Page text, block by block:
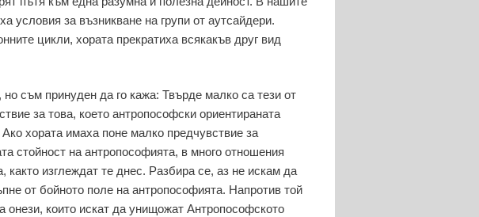
условия за възникване на групи от аутсайдери.
цикли, хората прекратиха всякакъв друг вид
съм принуден да го кажа: Твърде малко са тези от
за това, което антропософски ориентираната
хората имаха поне малко предчувствие за
стойност на антропософията, в много отношения
изглеждат те днес. Разбира се, аз не искам да
от бойното поле на антропософията. Напротив той
онези, които искат да унищожат Антропософското